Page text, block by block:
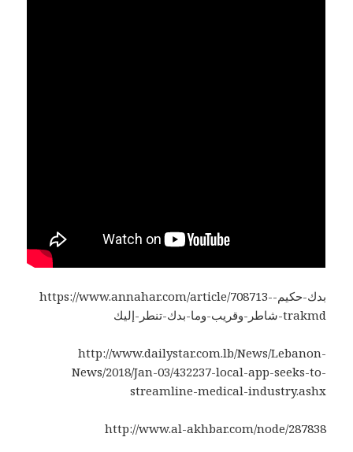
https://www.annahar.com/article/708713-بدك-حكيم-
شاطر-وقريب-وما-بدك-تنطر-إليك-trakmd
http://www.dailystar.com.lb/News/Lebanon-
News/2018/Jan-03/432237-local-app-seeks-to-
streamline-medical-industry.ashx
http://www.al-akhbar.com/node/287838